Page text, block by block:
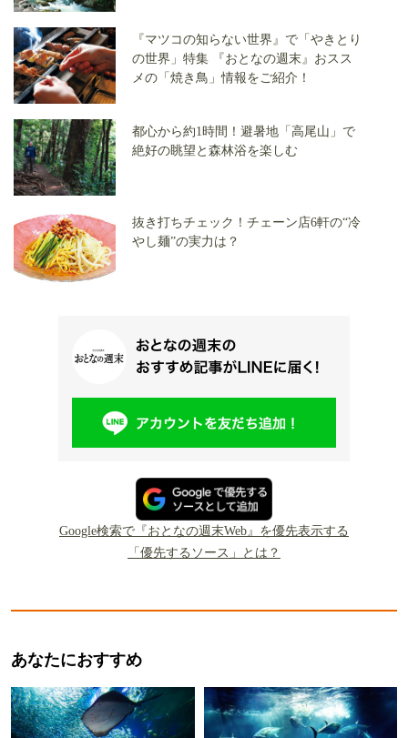
『マツコの知らない世界』で「やきとり
の世界」特集 『おとなの週末』おスス
メの「焼き鳥」情報をご紹介！
都心から約1時間！避暑地「高尾山」で
絶好の眺望と森林浴を楽しむ
抜き打ちチェック！チェーン店6軒の“冷
やし麺”の実力は？
Google検索で『おとなの週末Web』を優先表示する
「優先するソース」とは？
あなたにおすすめ